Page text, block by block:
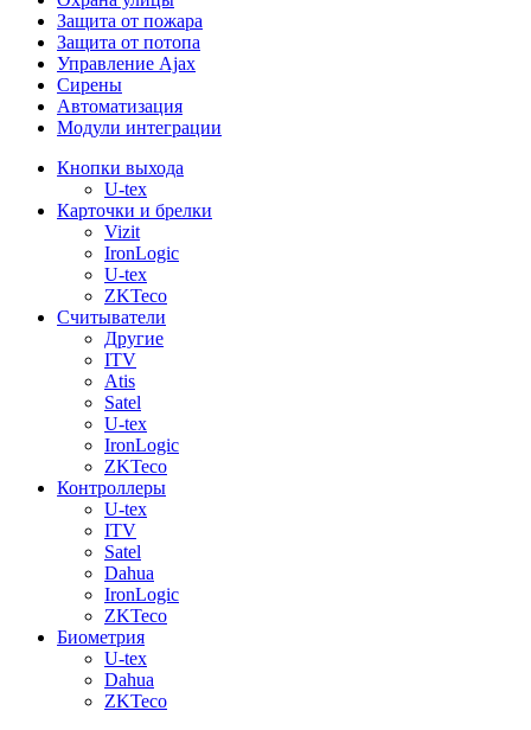
Защита от пожара
Защита от потопа
Управление Ajax
Сирены
Автоматизация
Модули интеграции
Кнопки выхода
U-tex
Карточки и брелки
Vizit
IronLogic
U-tex
ZKTeco
Считыватели
Другие
ITV
Atis
Satel
U-tex
IronLogic
ZKTeco
Контроллеры
U-tex
ITV
Satel
Dahua
IronLogic
ZKTeco
Биометрия
U-tex
Dahua
ZKTeco